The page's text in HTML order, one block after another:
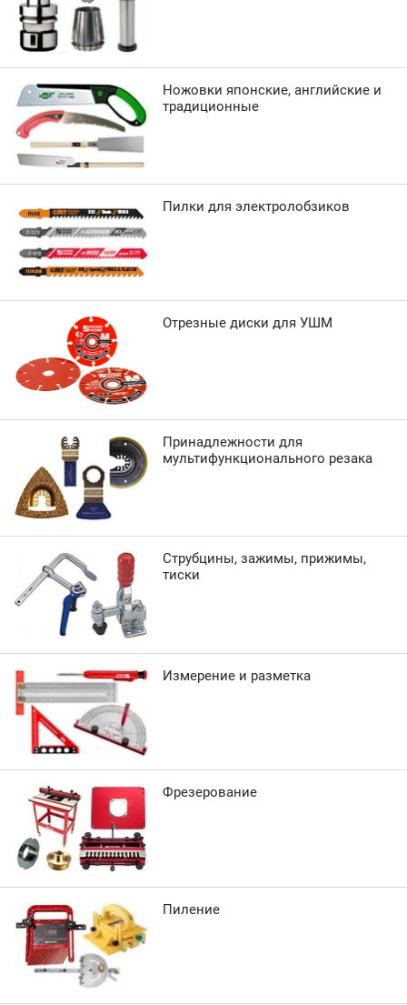
Ножовки японские, английские и
традиционные
Пилки для электролобзиков
Отрезные диски для УШМ
Принадлежности для
мультифункционального резака
Струбцины, зажимы, прижимы,
тиски
Измерение и разметка
Фрезерование
Пиление